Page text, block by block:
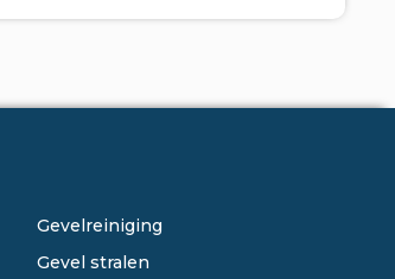
Gevelreiniging
Gevel stralen